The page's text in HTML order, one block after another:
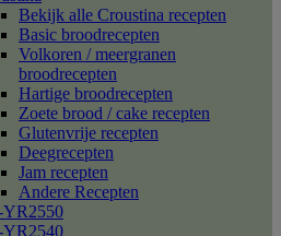
Bekijk alle Croustina recepten
Basic broodrecepten
Volkoren / meergranen
broodrecepten
Hartige broodrecepten
Zoete brood / cake recepten
Glutenvrije recepten
Deegrecepten
Jam recepten
Andere Recepten
YR2550
YR2540